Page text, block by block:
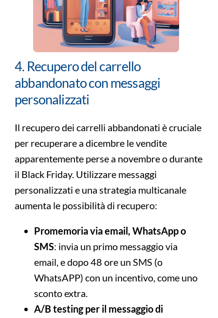
4. Recupero del carrello
abbandonato con messaggi
personalizzati
Il recupero dei carrelli abbandonati è cruciale
per recuperare a dicembre le vendite
apparentemente perse a novembre o durante
il Black Friday. Utilizzare messaggi
personalizzati e una strategia multicanale
aumenta le possibilità di recupero:
Promemoria via email, WhatsApp o
SMS: invia un primo messaggio via
email, e dopo 48 ore un SMS (o
WhatsAPP) con un incentivo, come uno
sconto extra.
A/B testing per il messaggio di